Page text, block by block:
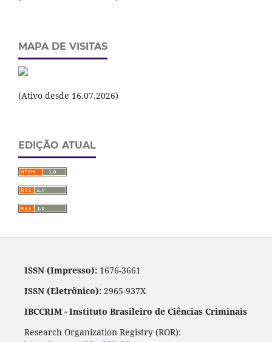
MAPA DE VISITAS
(Ativo desde 16.07.2026)
EDIÇÃO ATUAL
ISSN (Impresso):1676-3661
ISSN (Eletrônico):2965-937X
IBCCRIM - Instituto Brasileiro de Ciências Criminais
Research Organization Registry (ROR):